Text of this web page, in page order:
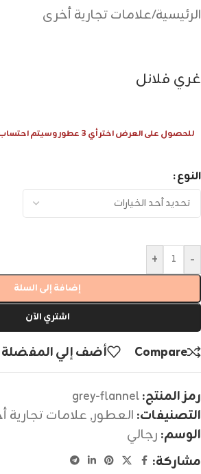
الرئيسية/علامات تجارية أخرى
غري فلانل
للحصول على العرض اختر أي 3 عطور وسيتم احتساب 1 عطر مجانا
النوع
-
+
إضافة إلى السلة
اشتري الآن
Compare أضف إلي المفضلة
رمز المنتج:grey-flannel
التصنيفات: العطور,علامات تجارية
الوسم: رجالي
مشاركة: